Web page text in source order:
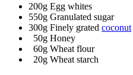
200g Egg whites
550g Granulated sugar
300g Finely grated coconut
50g Honey
60g Wheat flour
20g Wheat starch